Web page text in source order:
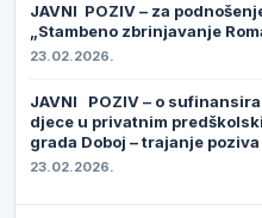
JAVNI POZIV – za
„Stambeno zbrinjavanje
23.02.2026.
JAVNI POZIV – o
djece u privatnim
grada Doboj – trajanje
23.02.2026.